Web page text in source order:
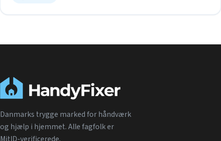
Danmarks trygge marked for håndværk
og hjælp i hjemmet. Alle fagfolk er